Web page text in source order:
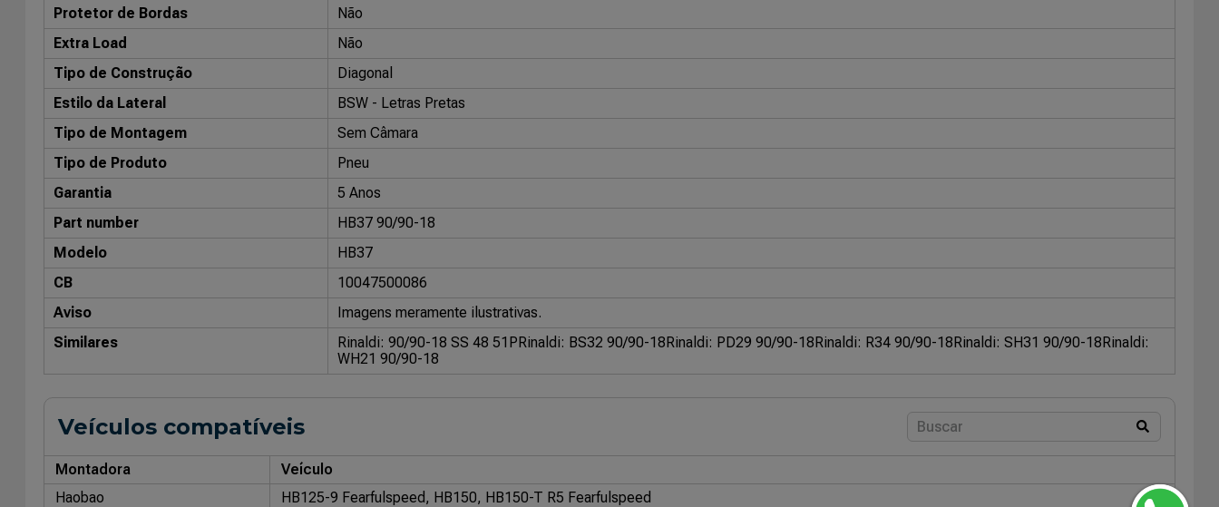
Protetor de Bordas
Não
Extra Load
Não
Tipo de Construção
Diagonal
Estilo da Lateral
BSW - Letras Pretas
Tipo de Montagem
Sem Câmara
Tipo de Produto
Pneu
Garantia
5 Anos
Part number
HB37 90/90-18
Modelo
HB37
CB
10047500086
Aviso
Imagens meramente ilustrativas.
Similares
Rinaldi: 90/90-18 SS 48 51PRinaldi: BS32 90/90-18Rinaldi: PD29 90/90-18Rinaldi: R34 90/90-18Rinaldi: SH31 90/90-18Rinaldi:
WH21 90/90-18
Veículos compatíveis
Montadora
Veículo
Haobao
HB125-9 Fearfulspeed, HB150, HB150-T R5 Fearfulspeed